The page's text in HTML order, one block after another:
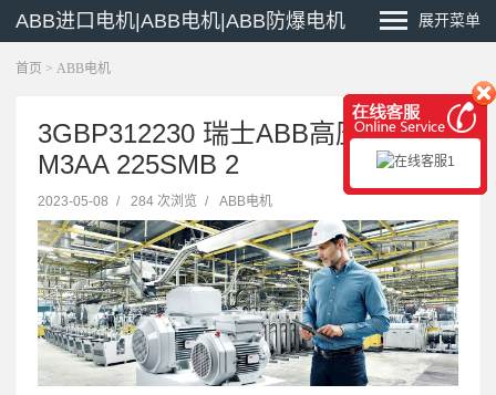
ABB进口电机|ABB电机|ABB防爆电机 展开菜单
首页 > ABB电机
3GBP312230 瑞士ABB高压电机
M3AA 225SMB 2
2023-05-08 / 284 次浏览 / ABB电机